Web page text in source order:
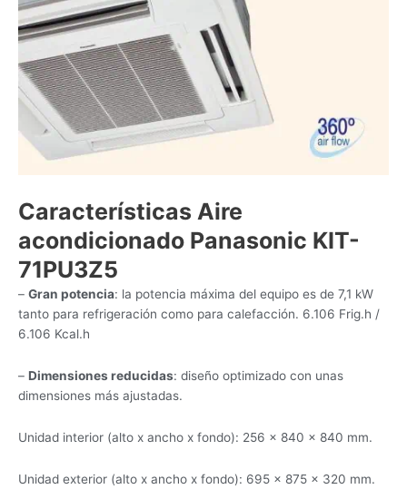
Características Aire
acondicionado Panasonic KIT-
71PU3Z5
– Gran potencia: la potencia máxima del equipo es de 7,1 kW
tanto para refrigeración como para calefacción. 6.106 Frig.h /
6.106 Kcal.h
– Dimensiones reducidas: diseño optimizado con unas
dimensiones más ajustadas.
Unidad interior (alto x ancho x fondo): 256 x 840 x 840 mm.
Unidad exterior (alto x ancho x fondo): 695 x 875 x 320 mm.